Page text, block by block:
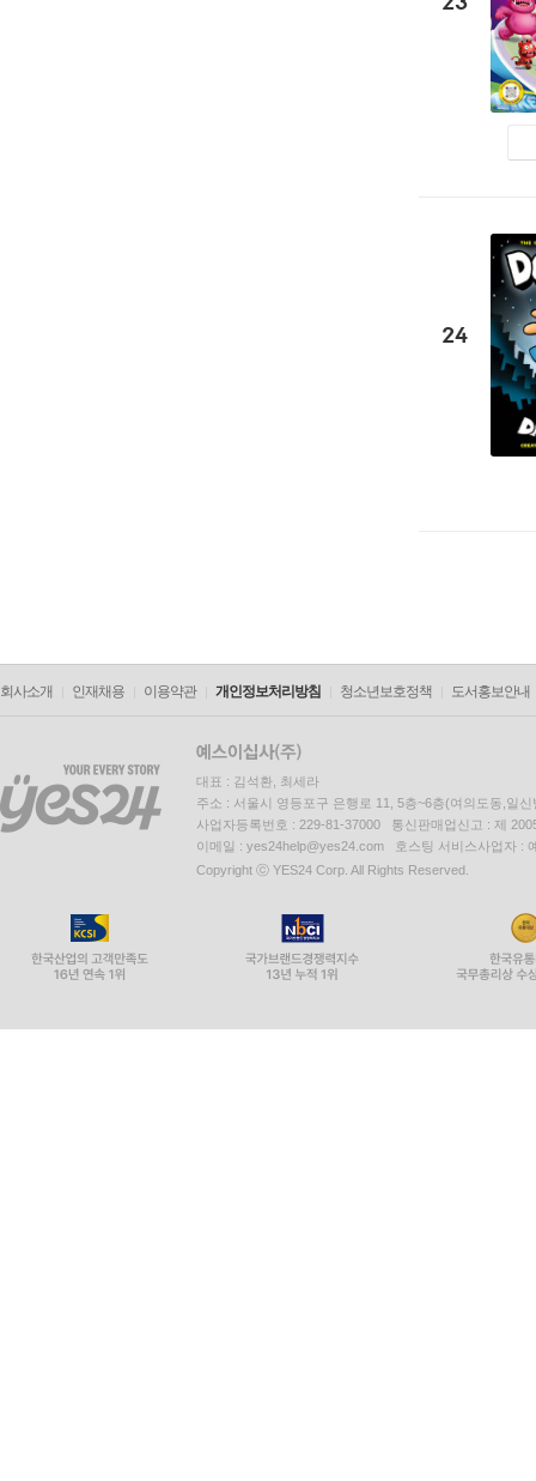
24
회사소개 인재채용 이용약관 개인정보처리방침 청소년보호정책 도서홍보안내
대표 : 김석환, 최세라
주소 : 서울시 영등포구 은행로 11, 5층~6층(여의도동,일신
사업자등록번호 : 229-81-37000 통신판매업신고 : 제
이메일 : yes24help@yes24.com 호스팅 서비스사업자 :
Copyright ⓒ YES24 Corp. All Rights Reserved.